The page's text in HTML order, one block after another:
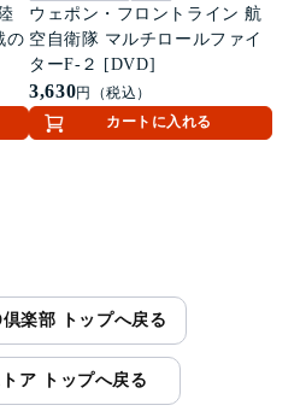
の
ウェポン・フロントライン 航
空自衛隊 マルチロールファイ
ターF-２ [DVD]
3,630円（税込）
カートに入れる
楽部 トップへ戻る
ア トップへ戻る